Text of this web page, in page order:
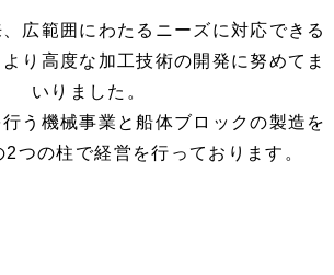
広範囲にわたるニーズに対応できる
り高度な加工技術の開発に努めてま
いりました。
う機械事業と船体ブロックの製造を
つの柱で経営を行っております。